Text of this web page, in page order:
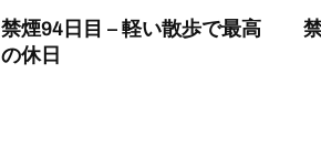
禁煙94日目 – 軽い散歩で最高
の休日